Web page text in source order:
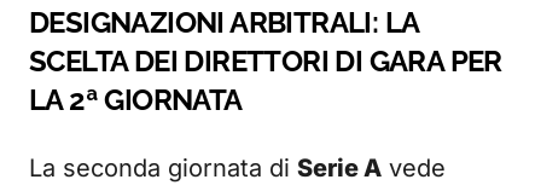
DESIGNAZIONI ARBITRALI: LA
SCELTA DEI DIRETTORI DI GARA PER
LA 2ª GIORNATA
La seconda giornata di Serie A vede